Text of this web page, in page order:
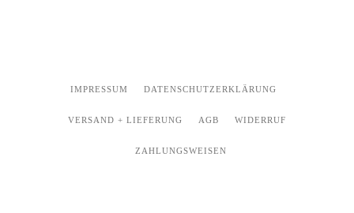
IMPRESSUM DATENSCHUTZERKLÄRUNG
VERSAND + LIEFERUNG AGB WIDERRUF
ZAHLUNGSWEISEN